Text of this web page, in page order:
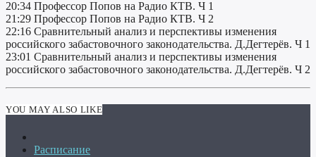
20:34 Профессор Попов на Радио КТВ. Ч 1
21:29 Профессор Попов на Радио КТВ. Ч 2
22:16 Сравнительный анализ и перспективы изменения
российского забастовочного законодательства. Д.Дегтерёв. Ч 1
23:01 Сравнительный анализ и перспективы изменения
российского забастовочного законодательства. Д.Дегтерёв. Ч 2
YOU MAY ALSO LIKE
Расписание